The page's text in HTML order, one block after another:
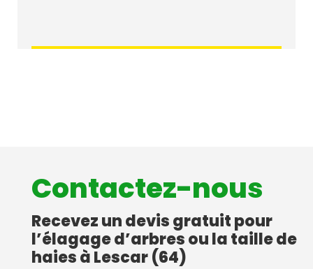
Contactez-nous
Recevez un devis gratuit pour
l’élagage d’arbres ou la taille de
haies à Lescar (64)